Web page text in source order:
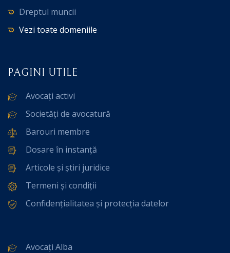
Dreptul muncii
Vezi toate domeniile
PAGINI UTILE
Avocați activi
Societăți de avocatură
Barouri membre
Dosare în instanță
Articole și știri juridice
Termeni și condiții
Confidențialitatea și protecția datelor
Avocați Alba